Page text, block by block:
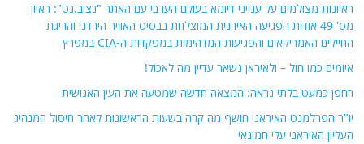
ראיונות מצולמים על ענייני דיומא בעולם הערבי עם האתר "נציב.נט": ראיון
מס' 49 אודות הפגיעה האירנית המוצלחת בבסיס האוויר הירדני והריגת
החיילים האמריקאים והפגיעות המדהימות במפקדות ה-CIA במפרץ
איומים כמו חול – ולאיראן נשאר עדיין מה לאכול!
רחפן כמעט בלתי נראה: המצאה חדשה שמטעה את העין האנושית
יו"ר הפרלמנט האיראני חושף מה קרה בשעות הראשונות לאחר חיסול המנהיג
העליון האיראני עלי חמינאי